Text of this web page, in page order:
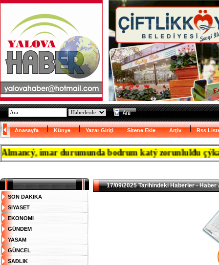
Anasayfa Künye Yazar Giriţi Sitene Ekle Arţiv Rss
imar durumunda bodrum katý zorunlulđu
SON DAKIKA
SIYASET
EKONOMI
GÜNDEM
YASAM
GÜNCEL
SAĐLIK
17/09/2025 Tarihindeki Haberler - Haber